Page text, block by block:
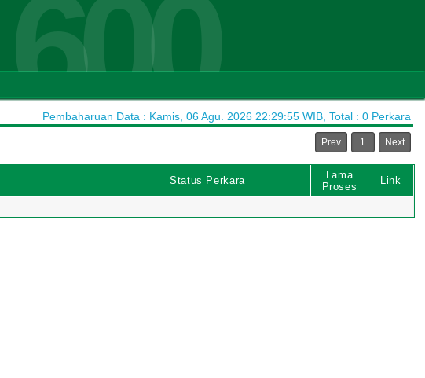
600
Pembaharuan Data : Kamis, 06 Agu. 2026 22:29:55 WIB, Total : 0 Perkara
Prev 1 Next
Status Perkara
Lama
Proses
Link